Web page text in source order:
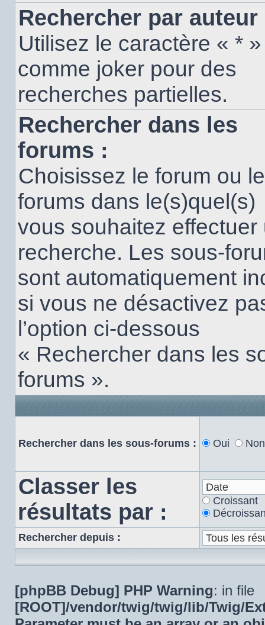
Rechercher par auteur
Utilisez le caractère « * »
comme joker pour des
recherches partielles.
Rechercher dans les
forums :
Choisissez le forum ou
forums dans le(s)quel(s)
vous souhaitez effectuer
recherche. Les sous-
sont automatiquement
si vous ne désactivez
l’option ci-dessous
« Rechercher dans les
forums ».
Rechercher dans les sous-forums : Oui Non
Classer les
résultats par :
Croissant
Rechercher depuis :
[phpBB Debug] PHP Warning: in file
[ROOT]/vendor/twig/twig/lib/Twig/